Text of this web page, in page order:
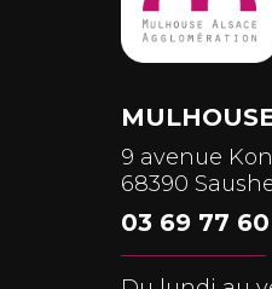
9 avenue
68390
03 69 77